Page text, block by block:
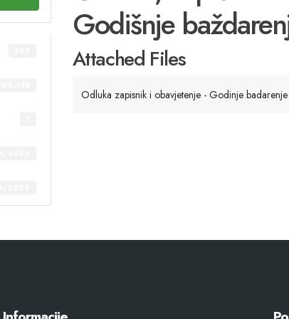
Godišnje
Attached Files
Odluka zapisnik i obavjetenje - Godinje